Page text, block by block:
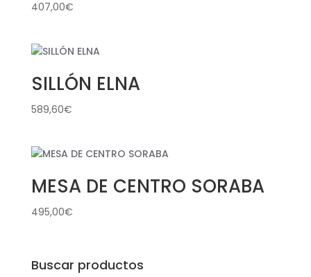
407,00€
SILLÓN ELNA
589,60€
MESA DE CENTRO SORABA
495,00€
Buscar productos